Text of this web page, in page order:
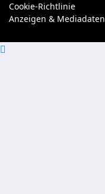
Cookie-Richtlinie
Anzeigen & Mediadaten